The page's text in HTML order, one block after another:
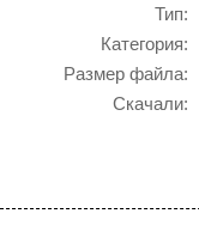
Тип:
Категория:
Размер файла:
Скачали: